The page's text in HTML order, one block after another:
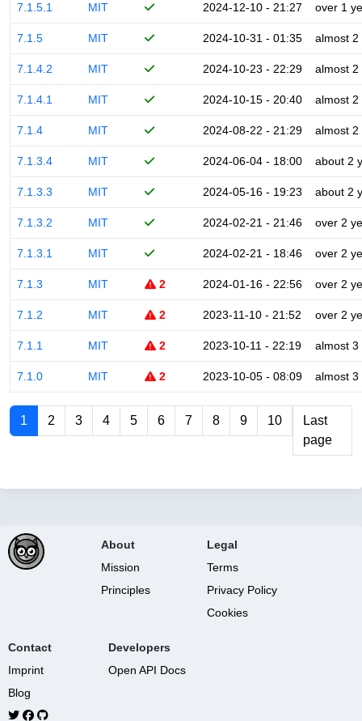
7.1.5.1 MIT 2024-12-10 - 21:27 over 1
7.1.5 MIT 2024-10-31 - 01:35 almost 2
7.1.4.2 MIT 2024-10-23 - 22:29 almost 2
7.1.4.1 MIT 2024-10-15 - 20:40 almost 2
7.1.4 MIT 2024-08-22 - 21:29 almost 2
7.1.3.4 MIT 2024-06-04 - 18:00 about 2
7.1.3.3 MIT 2024-05-16 - 19:23 about 2
7.1.3.2 MIT 2024-02-21 - 21:46 over 2
7.1.3.1 MIT 2024-02-21 - 18:46 over 2
7.1.3 MIT 2 2024-01-16 - 22:56 over 2
7.1.2 MIT 2 2023-11-10 - 21:52 over 2
7.1.1 MIT 2 2023-10-11 - 22:19 almost 3
7.1.0 MIT 2 2023-10-05 - 08:09 almost 3
1 2 3 4 5 6 7 8 9 10
Last
page
About
Mission
Principles
Legal
Terms
Privacy Policy
Cookies
Contact
Imprint
Blog
Developers
Open API Docs